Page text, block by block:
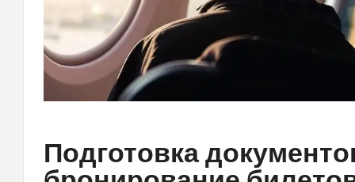
Подготовка